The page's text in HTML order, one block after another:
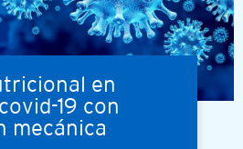
and coronaviruses influenza
en
19 con
mecánica